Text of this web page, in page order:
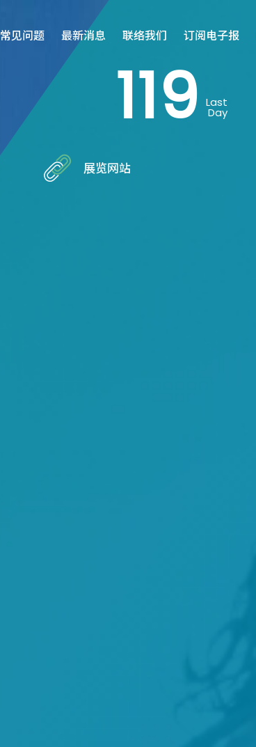
常见问题 最新消息 联络我们 订阅电子报
119 Last
Day
展览网站